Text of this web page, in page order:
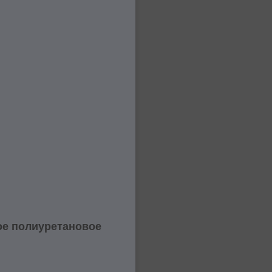
полиуретановое